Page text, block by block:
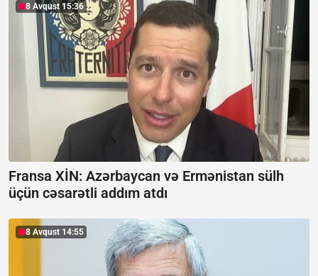
8 Avqust 15:36
Fransa XİN: Azərbaycan və Ermənistan sülh
üçün cəsarətli addım atdı
8 Avqust 14:55